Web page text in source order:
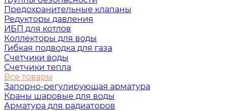
Предохранительные клапаны
Редукторы давления
ИБП для котлов
Коллекторы для воды
Гибкая подводка для газа
Счетчики воды
Счетчики тепла
Все товары
Запорно-регулирующая арматура
Краны шаровые для воды
Арматура для радиаторов